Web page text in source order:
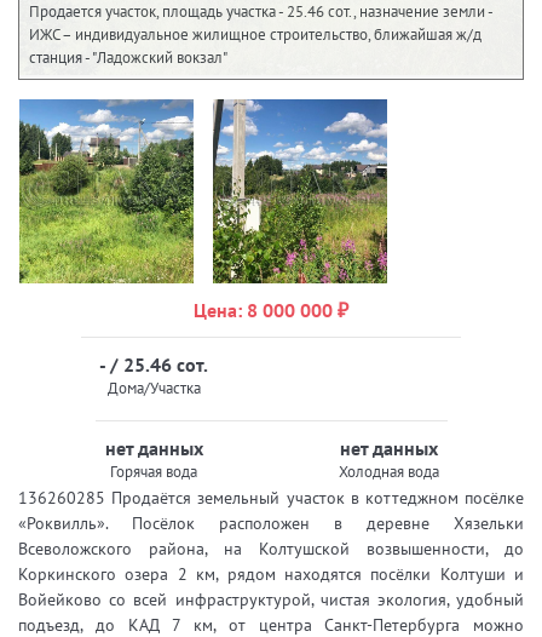
Продается участок, площадь участка - 25.46 сот., назначение земли -
ИЖС – индивидуальное жилищное строительство, ближайшая ж/д
станция - "Ладожский вокзал"
Цена: 8 000 000 ₽
- / 25.46 сот.
Дома/Участка
нет данных
Горячая вода
нет данных
Холодная вода
136260285 Продаётся земельный участок в коттеджном посёлке
«Роквилль». Посёлок расположен в деревне Хязельки
Всеволожского района, на Колтушской возвышенности, до
Коркинского озера 2 км, рядом находятся посёлки Колтуши и
Войейково со всей инфраструктурой, чистая экология, удобный
подъезд, до КАД 7 км, от центра Санкт-Петербурга можно